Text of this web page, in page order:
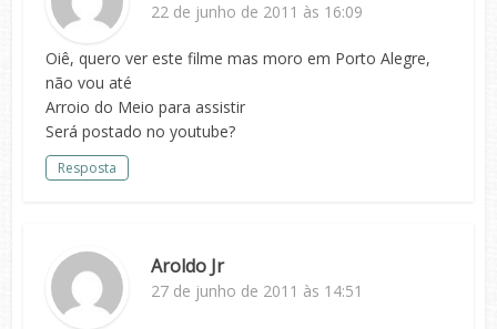
22 de junho de 2011 às 16:09
Oiê, quero ver este filme mas moro em Porto Alegre,
não vou até
Arroio do Meio para assistir
Será postado no youtube?
Resposta
Aroldo Jr
27 de junho de 2011 às 14:51